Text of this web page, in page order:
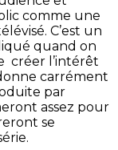
comme une
C’est un
quand on
créer l’intérêt
carrément
par
assez pour
se